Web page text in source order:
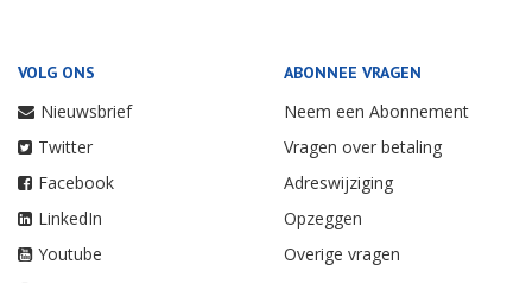
VOLG ONS
Nieuwsbrief
Twitter
Facebook
LinkedIn
Youtube
ABONNEE VRAGEN
Neem een Abonnement
Vragen over betaling
Adreswijziging
Opzeggen
Overige vragen